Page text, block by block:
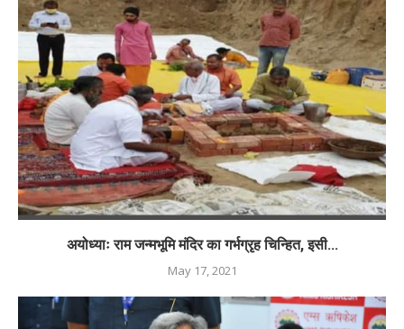
अयोध्याः राम जन्मभूमि मंदिर का गर्भग्रृह चिन्हित, इसी...
May 17, 2021